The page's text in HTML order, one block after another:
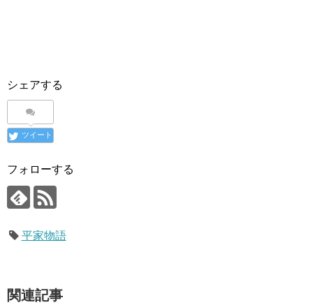
シェアする
ツイート
フォローする
平家物語
関連記事